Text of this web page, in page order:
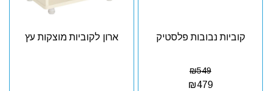
קוביות נבובות פלסטיק
₪549
₪479
ארון לקוביות מוצקות עץ